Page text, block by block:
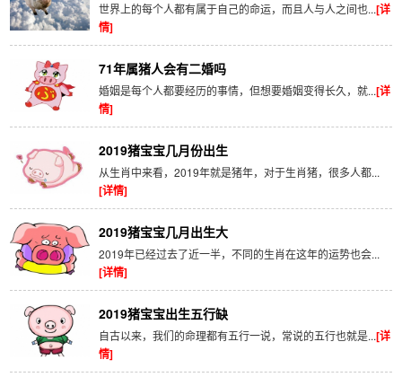
世界上的每个人都有属于自己的命运，而且人与人之间也...[详
情]
71年属猪人会有二婚吗
婚姻是每个人都要经历的事情，但想要婚姻变得长久，就...[详
情]
2019猪宝宝几月份出生
从生肖中来看，2019年就是猪年，对于生肖猪，很多人都...
[详情]
2019猪宝宝几月出生大
2019年已经过去了近一半，不同的生肖在这年的运势也会...
[详情]
2019猪宝宝出生五行缺
自古以来，我们的命理都有五行一说，常说的五行也就是...[详
情]